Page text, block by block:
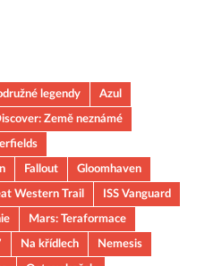
legendy
Azul
Země neznámé
Fallout
Gloomhaven
Western Trail
ISS Vanguard
Mars: Teraformace
Na křídlech
Nemesis